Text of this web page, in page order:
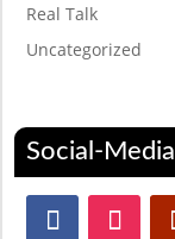
Real Talk
Uncategorized
Social-Media